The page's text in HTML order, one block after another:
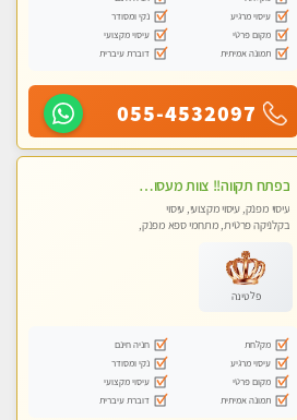
עיסוי מרגיע
נקי ומסודר
מקום פרטי
עיסוי מקצועי
תמונה אמיתית
דוברת עיברית
055-4532097
‏בפתח תקווה!! ‏צוות מעסות נאות!! ‏לעיסוי מקצועי מושלם ומפנק !! ‏ מכבדים כרטיסי אשראי- מעסות אלופות פרטי! טל- 03-9040343
עיסוי מפנק, עיסוי מקצועי, עיסוי
בקלניקה פרטית, מתחמי ספא מפנק,
פלטינה
מקלחת
חניה חינם
עיסוי מרגיע
נקי ומסודר
מקום פרטי
עיסוי מקצועי
תמונה אמיתית
דוברת עיברית